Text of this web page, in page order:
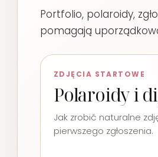
Portfolio, polaroidy,
pomagają
ZDJĘCIA STARTOWE
Polaroidy i
Jak zrobić naturalne
pierwszego zgłoszenia.